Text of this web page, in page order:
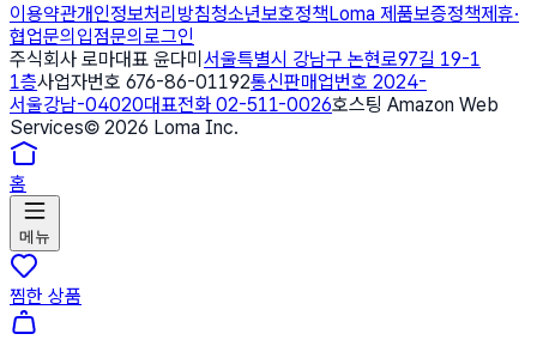
이용약관개인정보처리방침청소년보호정책Loma 제품보증정책제휴·
협업문의 입점문의 로그인
주식회사 로마대표 윤다미 서울특별시 강남구 논현로97길 19-1
1층사업자번호 676-86-01192통신판매업번호 2024-
서울강남-04020대표전화 02-511-0026호스팅 Amazon Web
Services© 2026 Loma Inc.
홈
메뉴
찜한 상품